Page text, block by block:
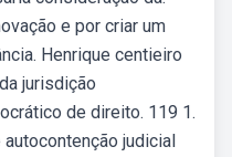
e por criar um
Henrique centieiro
jurisdição
de direito. 119 1.
judicial